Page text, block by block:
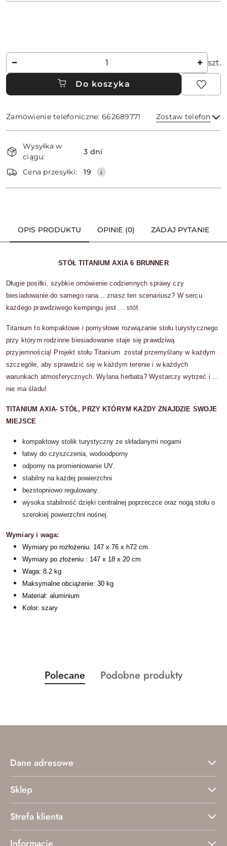
szt.
Do koszyka
Zamówienie telefoniczne: 662689771 Zostaw telefon
i
dostawa
Wysyłka w
ciągu:
3 dni
Cena przesyłki: 19
OPIS PRODUKTU OPINIE (0) ZADAJ PYTANIE
STÓŁ TITANIUM AXIA 6 BRUNNER
Długie posiłki, szybkie omówienie codziennych sprawy czy
biesiadowanie do samego rana... znasz ten scenariusz? W sercu
każdego prawdziwego kempingu jest ... stół.
Titanium to kompaktowe i pomysłowe rozwiązanie stołu turystycznego
przy którym rodzinne biesiadowanie staje się prawdziwą
przyjemnością! Projekt stołu Titanium został przemyślany w każdym
szczególe, aby sprawdzić się w każdym terenie i w każdych
warunkach atmosferycznych. Wylana herbata? Wystarczy wytrzeć i ...
nie ma śladu!
TITANIUM AXIA- STÓŁ, PRZY KTÓRYM KAŻDY ZNAJDZIE SWOJE
MIEJSCE
kompaktowy stolik turystyczny ze składanymi nogami
łatwy do czyszczenia, wodoodporny
odporny na promieniowanie UV.
stabilny na każdej powierzchni
bezstopniowo regulowany.
wysoka stabilność dzięki centralnej poprzeczce oraz nogą stołu o
szerokiej powierzchni nośnej.
Wymiary i waga:
Wymiary po rozłożeniu: 147 x 76 x h72 cm
Wymiary po złożeniu : 147 x 18 x 20 cm
Waga: 8.2 kg
Maksymalne obciążenie: 30 kg
Materiał: aluminium
Kolor: szary
Pomiń karuzelę produktów
Produkty
o
Polecane
Produkty
Podobne produkty
Dane adresowe
Sklep
Strefa klienta